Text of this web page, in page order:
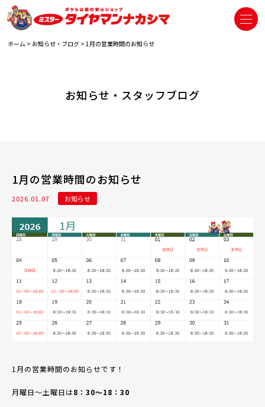
ホーム > お知らせ・ブログ > 1月の営業時間のお知らせ
お知らせ・スタッフブログ
1月の営業時間のお知らせ
2026.01.07 お知らせ
1月の営業時間のお知らせです！
月曜日～土曜日は8：30～18：30